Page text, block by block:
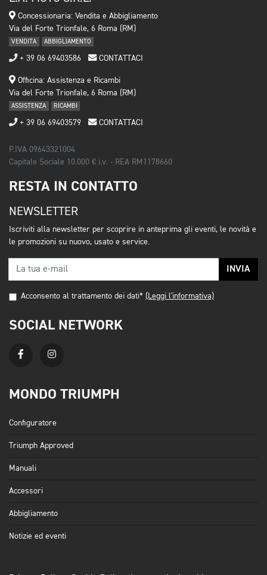
Concessionaria: Vendita e Abbigliamento
Via del Forte Trionfale, 6 Roma (RM)
VENDITA ABBIGLIAMENTO
+ 39 06 69403586 CONTATTACI
Officina: Assistenza e Ricambi
Via del Forte Trionfale, 6 Roma (RM)
ASSISTENZA RICAMBI
+ 39 06 69403579 CONTATTACI
P.IVA 09643321004
Capitale Sociale 10.000 € i.v. - REA RM1178660
RESTA IN CONTATTO
NEWSLETTER
Iscriviti alla newsletter per scoprire in anteprima gli eventi, le novità e
le promozioni su nuovo, usato e service.
INVIA
Acconsento al trattamento dei dati* (Leggi l'informativa)
SOCIAL NETWORK
MONDO TRIUMPH
Configuratore
Triumph Approved
Manuali
Accessori
Abbigliamento
Notizie ed eventi